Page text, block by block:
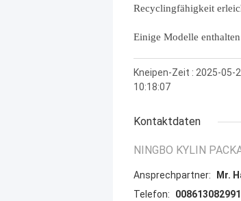
Recyclingfähigkeit
Einige Modelle
Kneipen-Zeit : 2025-05-
10:18:07
Kontaktdaten
NINGBO KYLIN
Ansprechpartner:
Mr.
Telefon: